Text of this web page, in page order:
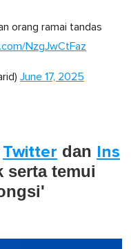
orang ramai tandas
NzgJwCtFaz
June 17, 2025
Twitter dan Ins
serta temui